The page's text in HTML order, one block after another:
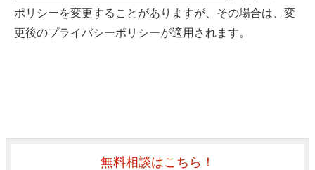
ポリシーを変更することがありますが、その場合は、変
更後のプライバシーポリシーが適用されます。
無料相談はこちら！